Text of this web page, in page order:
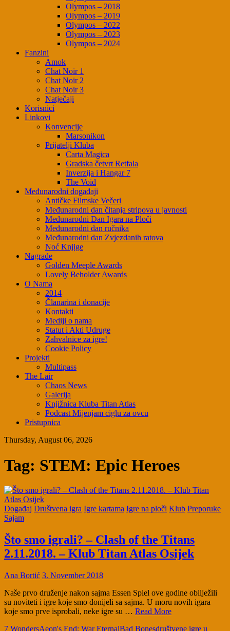
Olympos – 2018
Olympos – 2019
Olympos – 2022
Olympos – 2023
Olympos – 2024
Fanzini
Amok
Chat Noir 1
Chat Noir 2
Chat Noir 3
Natječaji
Korisnici
Linkovi
Konvencije
Marsonikon
Prijatelji Kluba
Carta Magica
Gradska četvrt Retfala
Inverzija i Hangar 7
The Void
Međunarodni događaji
Antičke Filmske Večeri
Međunarodni dan čitanja stripova u javnosti
Međunarodni Dan Igara na Ploči
Međunarodni dan ručnika
Međunarodni dan Zvjezdanih ratova
Noć Knjige
Nagrade
Golden Meeple Awards
Lovely Beholder Awards
O Nama
2014
Članarina i donacije
Kontakti
Mediji o nama
Statut i Akti Udruge
Zahvalnice za igre!
Cookie Policy
Projekti
Multipass
The Lair
Chaos News
Galerija
Knjižnica Kluba Titan Atlas
Podcast Mijenjam ciglu za ovcu
Pristupnica
Thursday, August 06, 2026
Tag: STEM: Epic Heroes
Događaj Društvena igra Igre kartama Igre na ploči Klub Preporuke
Sajam
Što smo igrali? – Clash of the Titans
2.11.2018. – Klub Titan Atlas Osijek
Ana Bortić 3. November 2018
Naše prvo druženje nakon sajma Essen Spiel ove godine obilježili
su noviteti i igre koje smo donijeli sa sajma. U moru novih igara
koje smo prve isprobali, neke igre su … Read More
7 WondersAeon's End: War EternalBad Bonesdruštvene igre u